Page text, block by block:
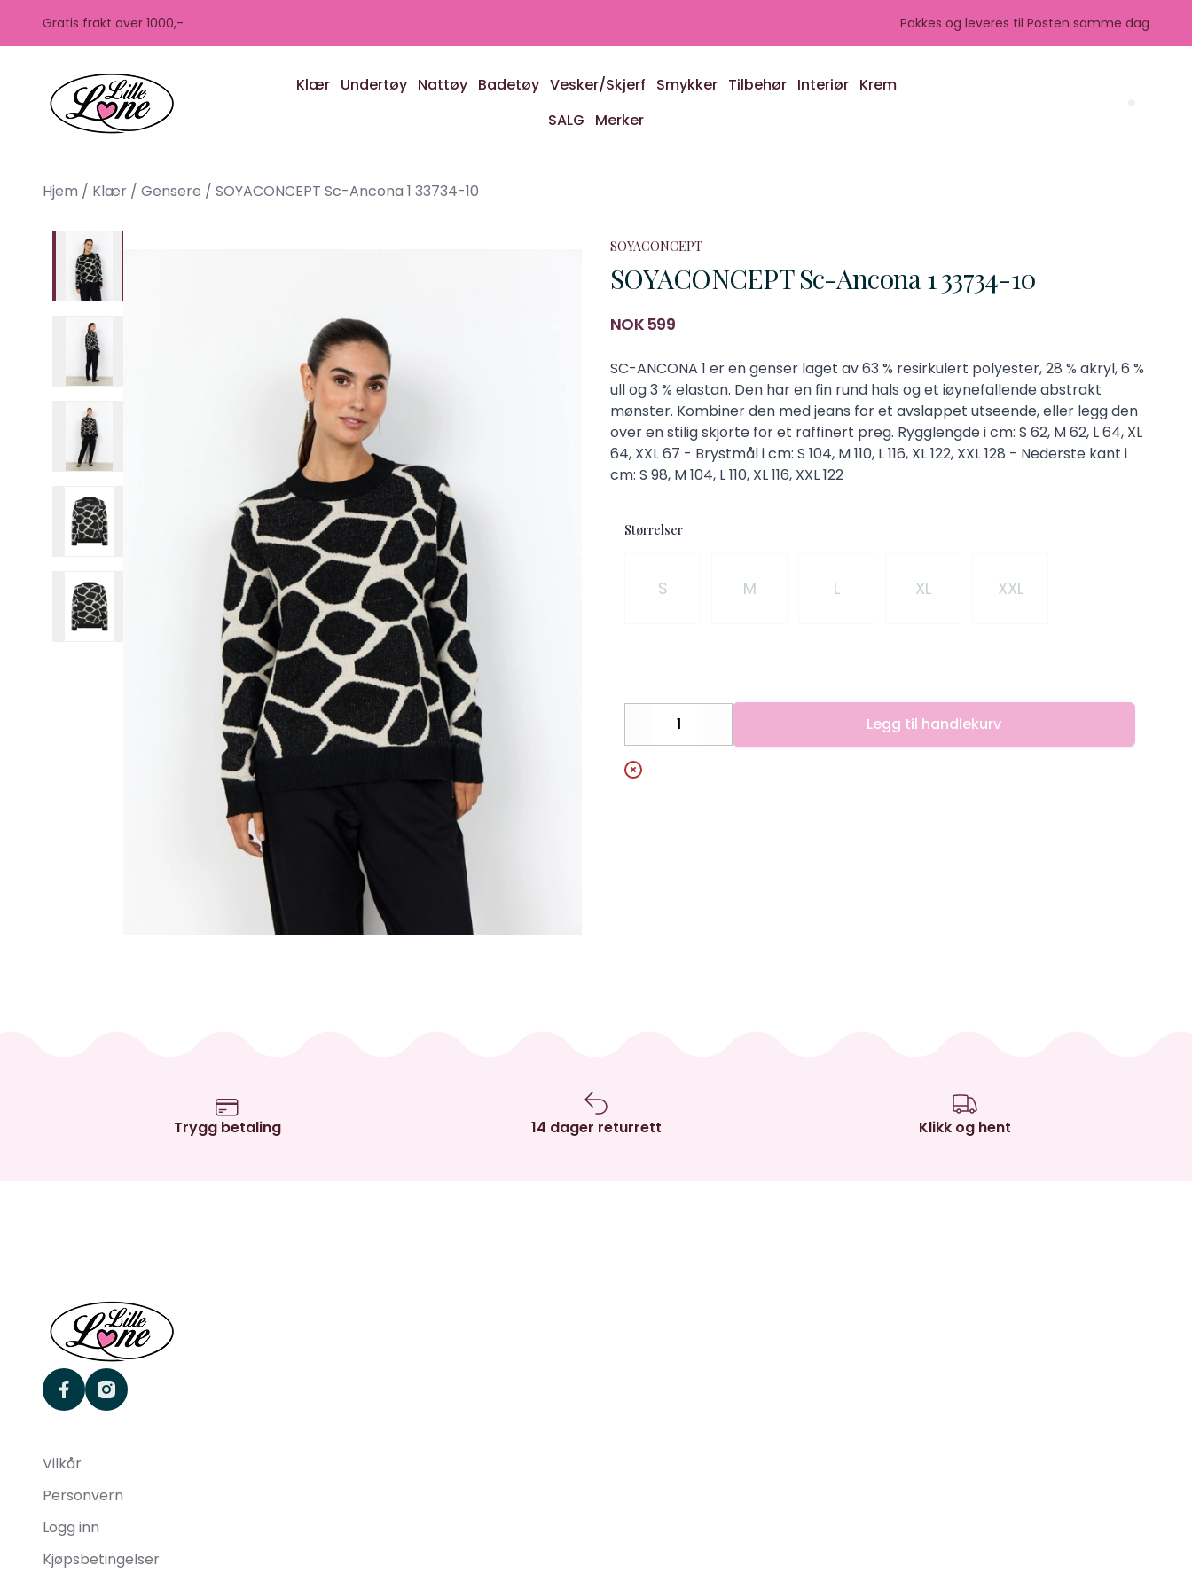
Gratis frakt over 1000,- Pakkes og leveres til Posten samme dag
Klær Undertøy Nattøy Badetøy Vesker/Skjerf Smykker Tilbehør Interiør Krem
SALG
Merker
Hjem / Klær / Gensere / SOYACONCEPT Sc-Ancona 1 33734-10
SOYACONCEPT
SOYACONCEPT Sc-Ancona 1 33734-10
Produktdetaljer
NOK 599
Description
SC-ANCONA 1 er en genser laget av 63 % resirkulert polyester, 28 % akryl, 6 %
ull og 3 % elastan. Den har en fin rund hals og et iøynefallende abstrakt
mønster. Kombiner den med jeans for et avslappet utseende, eller legg den
over en stilig skjorte for et raffinert preg. Rygglengde i cm: S 62, M 62, L 64, XL
64, XXL 67 - Brystmål i cm: S 104, M 110, L 116, XL 122, XXL 128 - Nederste kant i
cm: S 98, M 104, L 110, XL 116, XXL 122
Størrelser
S M L XL XXL
Decrease Legg til handlekurv
Trygg betaling 14 dager returrett Klikk og hent
facebookinstagram
Vilkår
Personvern
Logg inn
Kjøpsbetingelser